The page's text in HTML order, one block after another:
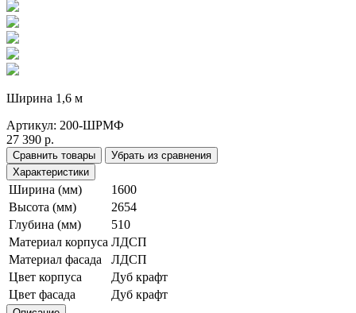
Ширина 1,6 м
Артикул: 200-ШРМФ
27 390 р.
Сравнить товары
Убрать из сравнения
Характеристики
Ширина (мм)
1600
Высота (мм)
2654
Глубина (мм)
510
Материал корпуса ЛДСП
Материал фасада
ЛДСП
Цвет корпуса
Дуб крафт
Цвет фасада
Дуб крафт